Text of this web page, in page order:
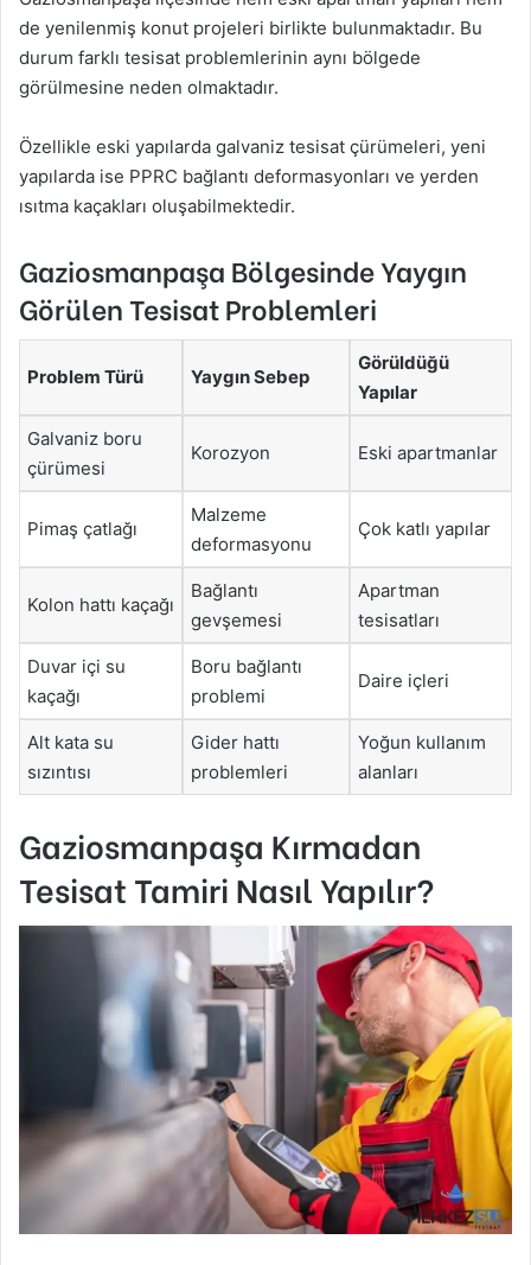
de yenilenmiş konut projeleri birlikte bulunmaktadır. Bu
durum farklı tesisat problemlerinin aynı bölgede
görülmesine neden olmaktadır.
Özellikle eski yapılarda galvaniz tesisat çürümeleri, yeni
yapılarda ise PPRC bağlantı deformasyonları ve yerden
ısıtma kaçakları oluşabilmektedir.
Gaziosmanpaşa Bölgesinde Yaygın
Görülen Tesisat Problemleri
Problem Türü Yaygın Sebep
Görüldüğü
Yapılar
Galvaniz boru
çürümesi
Korozyon Eski apartmanlar
Pimaş çatlağı
Malzeme
deformasyonu
Çok katlı yapılar
Kolon hattı kaçağı
Bağlantı
gevşemesi
Apartman
tesisatları
Duvar içi su
kaçağı
Boru bağlantı
problemi
Daire içleri
Alt kata su
sızıntısı
Gider hattı
problemleri
Yoğun kullanım
alanları
Gaziosmanpaşa Kırmadan
Tesisat Tamiri Nasıl Yapılır?